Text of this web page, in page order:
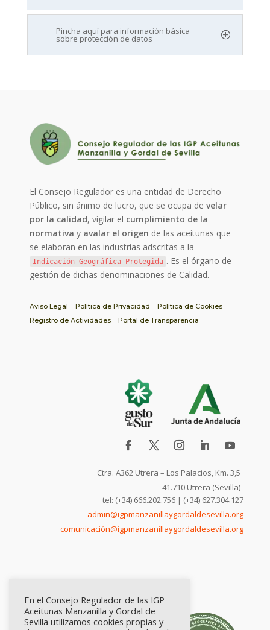
Pincha aquí para información básica
sobre protección de datos
El Consejo Regulador es una entidad de Derecho
Público, sin ánimo de lucro, que se ocupa develar
por la calidad, vigilar el cumplimiento de la
normativa y avalar el origen de las aceitunas que
se elaboran en las industrias adscritas a la
Indicación Geográfica Protegida . Es el órgano de
gestión de dichas denominaciones de Calidad.
Aviso Legal Política de Privacidad
Política de Cookies
Registro de Actividades
Portal de Transparencia
Ctra. A362 Utrera – Los Palacios, Km. 3,5
41.710 Utrera (Sevilla)
tel: (+34) 666.202.756 | (+34) 627.304.127
admin@igpmanzanillaygordaldesevilla.org
comunicación@igpmanzanillaygordaldesevilla.org
En el Consejo Regulador de las IGP
Aceitunas Manzanilla y Gordal de
Sevilla utilizamos cookies propias y